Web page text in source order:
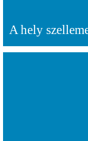
A hely